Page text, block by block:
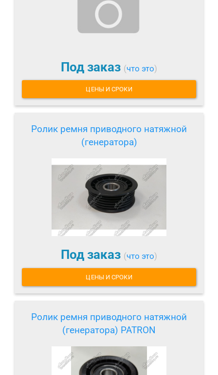
Под заказ (что это)
ЦЕНЫ И СРОКИ
Ролик ремня приводного натяжной
(генератора)
Под заказ (что это)
ЦЕНЫ И СРОКИ
Ролик ремня приводного натяжной
(генератора) PATRON